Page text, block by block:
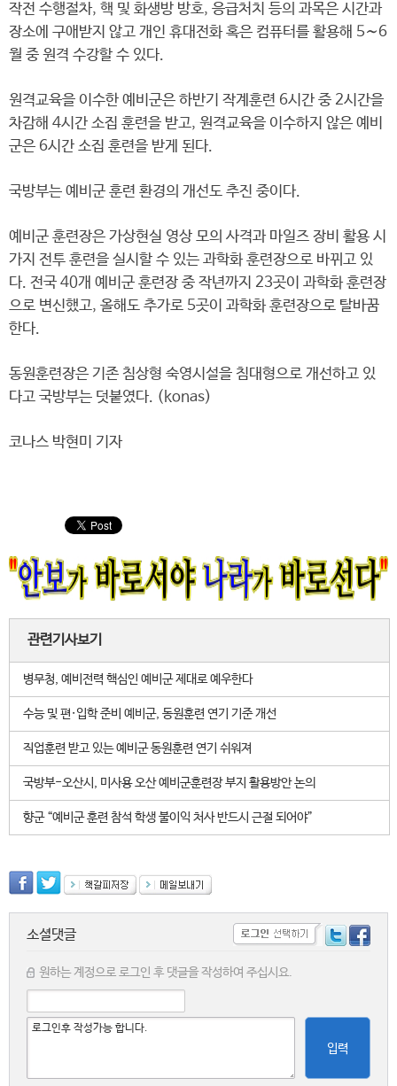
작전 수행절차, 핵 및 화생방 방호, 응급처치 등의 과목은 시간과
장소에 구애받지 않고 개인 휴대전화 혹은 컴퓨터를 활용해 5∼6
월 중 원격 수강할 수 있다.
원격교육을 이수한 예비군은 하반기 작계훈련 6시간 중 2시간을
차감해 4시간 소집 훈련을 받고, 원격교육을 이수하지 않은 예비
군은 6시간 소집 훈련을 받게 된다.
국방부는 예비군 훈련 환경의 개선도 추진 중이다.
예비군 훈련장은 가상현실 영상 모의 사격과 마일즈 장비 활용 시
가지 전투 훈련을 실시할 수 있는 과학화 훈련장으로 바뀌고 있
다. 전국 40개 예비군 훈련장 중 작년까지 23곳이 과학화 훈련장
으로 변신했고, 올해도 추가로 5곳이 과학화 훈련장으로 탈바꿈
한다.
동원훈련장은 기존 침상형 숙영시설을 침대형으로 개선하고 있
다고 국방부는 덧붙였다. (konas)
코나스 박현미 기자
관련기사보기
병무청, 예비전력 핵심인 예비군 제대로 예우한다
수능 및 편·입학 준비 예비군, 동원훈련 연기 기준 개선
직업훈련 받고 있는 예비군 동원훈련 연기 쉬워져
국방부-오산시, 미사용 오산 예비군훈련장 부지 활용방안 논의
향군 “예비군 훈련 참석 학생 불이익 처사 반드시 근절 되어야”
소셜댓글
원하는 계정으로 로그인 후 댓글을 작성하여 주십시요.
입력